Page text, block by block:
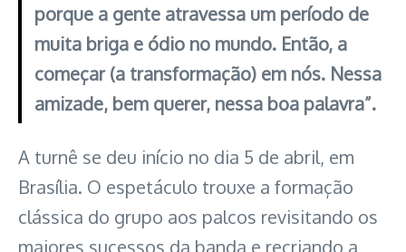
porque a gente atravessa um período de
muita briga e ódio no mundo. Então, a
começar (a transformação) em nós. Nessa
amizade, bem querer, nessa boa palavra”.
A turnê se deu início no dia 5 de abril, em
Brasília. O espetáculo trouxe a formação
clássica do grupo aos palcos revisitando os
maiores sucessos da banda e recriando a